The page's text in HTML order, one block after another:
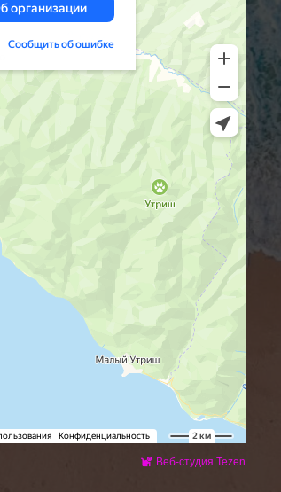
Веб-студия Tezen